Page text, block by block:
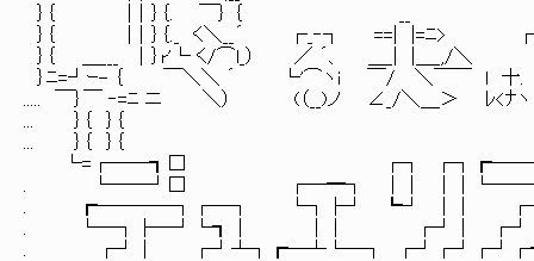
｝｛ |｜｝｛. ￣｝ ｛ __ l二l二l
｝｛ |｜｝｛._ く＼__´ ┌_‐┐ ==| |=ﾆ>
｝｛ ＿___ ｜｝r'└ く/⌒l_） ／ ´、 ＿_| |＿
｝ﾆ=┘ｰ- ｛ ￣＼＼ ´ └'⌒ヽi ￣/ ＼￣￣
..... ￣｝￣ ‐=ﾆ ニ ＼） (（__)ノ ∠_/
... ｝｛ ｝｛ ＼／
... ｝｛ ｝｛ {.{
└=┌──┓□ ┌┐
. └──┘□ ┌─━┐ ││
. ┏────┐┌─┐ └┐├┘ ┗┘ ││
. └─┐├─┘└┓│ ││ ┌┘│
. ┌┘│ ┌┘┴┐┏─┴└─┐